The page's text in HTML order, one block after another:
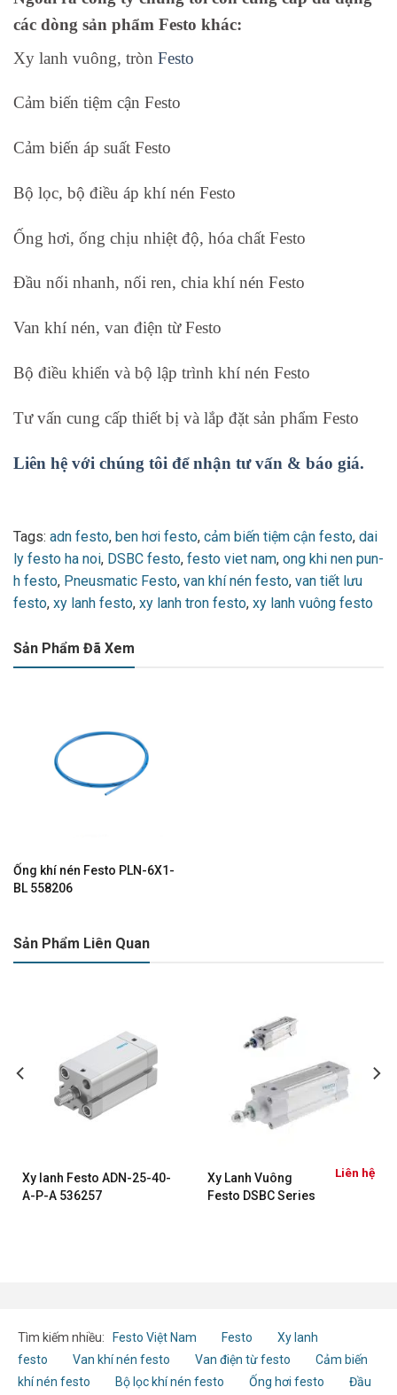
các dòng sản phẩm Festo khác:
Xy lanh vuông, tròn Festo
Cảm biến tiệm cận Festo
Cảm biến áp suất Festo
Bộ lọc, bộ điều áp khí nén Festo
Ống hơi, ống chịu nhiệt độ, hóa chất Festo
Đầu nối nhanh, nối ren, chia khí nén Festo
Van khí nén, van điện từ Festo
Bộ điều khiển và bộ lập trình khí nén Festo
Tư vấn cung cấp thiết bị và lắp đặt sản phẩm Festo
Liên hệ với chúng tôi để nhận tư vấn & báo giá.
Tags: adn festo, ben hơi festo, cảm biến tiệm cận festo, dai
ly festo ha noi, DSBC festo, festo viet nam, ong khi nen pun-
h festo, Pneusmatic Festo, van khí nén festo, van tiết lưu
festo, xy lanh festo, xy lanh tron festo, xy lanh vuông festo
Sản Phẩm Đã Xem
Ống khí nén Festo PLN-6X1-
BL 558206
Sản Phẩm Liên Quan
Xy lanh Festo ADN-25-40-
A-P-A 536257
Xy Lanh Vuông
Festo DSBC Series
Liên hệ
Tìm kiếm nhiều: Festo Việt Nam Festo
Xy lanh
festo
Van khí nén festo Van điện từ festo
Cảm biến
khí nén festo
Bộ lọc khí nén festo Ống hơi festo
Đầu